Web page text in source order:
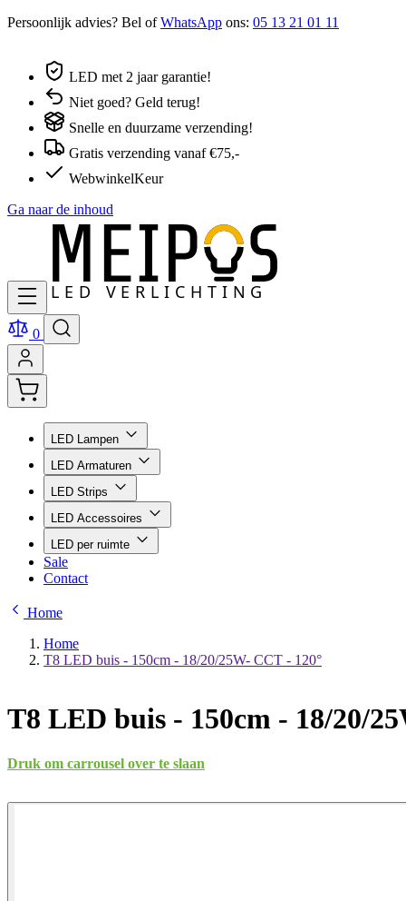
Persoonlijk advies? Bel ofWhatsApp ons: 05 13 21 01 11
LED met 2 jaar garantie!
Niet goed? Geld terug!
Snelle en duurzame verzending!
Gratis verzending vanaf €75,-
WebwinkelKeur
Ga naar de inhoud
0
LED Lampen
LED Armaturen
LED Strips
LED Accessoires
LED per ruimte
Sale
Contact
Home
Home
T8 LED buis - 150cm - 18/20/25W- CCT - 120°
T8 LED buis - 150cm - 18/20/
Druk om carrousel over te slaan